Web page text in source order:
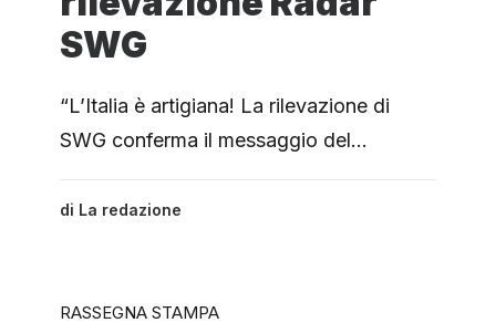
SWG
“L’Italia è artigiana! La rilevazione di
SWG conferma il messaggio del…
di La redazione
RASSEGNA STAMPA